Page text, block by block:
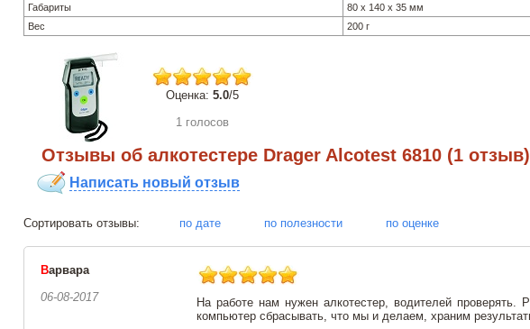
Габариты
80 x 140 x 35 мм
Вес
200 г
Оценка: 5.0/5
1 голосов
Отзывы oб алкотестере Drager Alcotest 6810 (1 отзыв)
Написать новый отзыв
Сортировать отзывы: по дате по полезности по оценке
Варвара
06-08-2017
На работе нам нужен алкотестер, водителей
компьютер сбрасывать, что мы и делаем, храним